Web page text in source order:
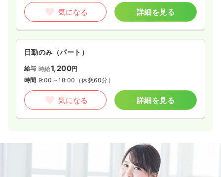
気になる 詳細を見る
日勤のみ（パート）
給与 時給1,200円
時間 9:00～18:00 （休憩60分）
気になる 詳細を見る